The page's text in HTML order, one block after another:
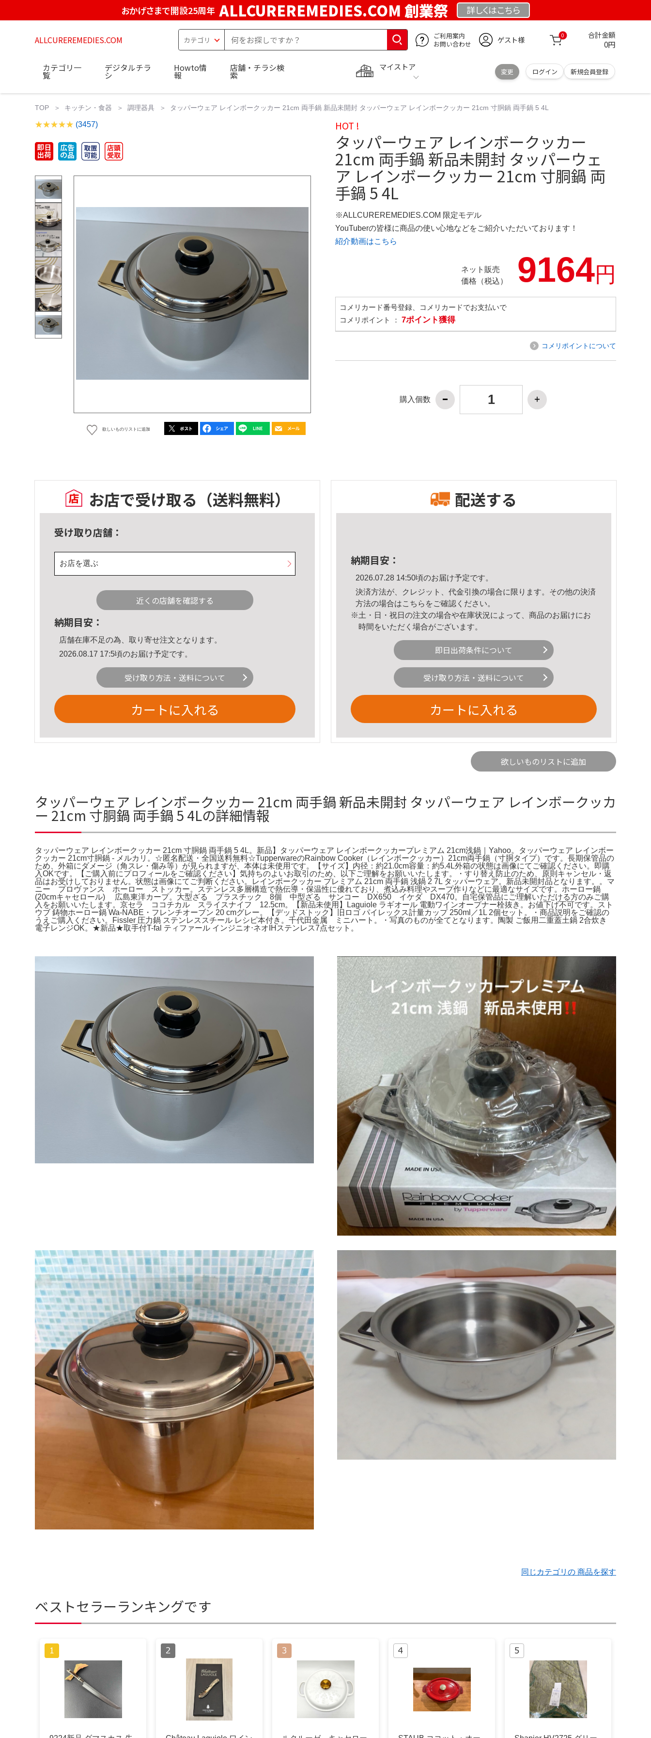
おかげさまで開設25周年 ALLCUREREMEDIES.COM 創業祭 詳しくはこちら
ALLCUREREMEDIES.COM
ご利用案内
お問い合わせ
ゲスト様 0 合計金額
0円
マイストア
変更 ログイン 新規会員登録
カテゴリ一
覧
デジタルチラ
シ
Howto情
報
店舗・チラシ検
索
TOP キッチン・食器 調理器具 タッパーウェア レインボークッカー 21cm 両手鍋 新品未開封 タッパーウェア レインボークッカー 21cm 寸胴鍋 両手鍋 5 4L
(3457)
欲しいものリストに追加
HOT !
タッパーウェア レインボークッカー
21cm 両手鍋 新品未開封 タッパーウェ
ア レインボークッカー 21cm 寸胴鍋 両
手鍋 5 4L
※ALLCUREREMEDIES.COM 限定モデル
YouTuberの皆様に商品の使い心地などをご紹介いただいております！
紹介動画はこちら
ネット販売
価格（税込）
9164円
コメリカード番号登録、コメリカードでお支払いで
コメリポイント ： 7ポイント獲得
コメリポイントについて
購入個数
お店で受け取る （送料無料）
受け取り店舗：
お店を選ぶ
近くの店舗を確認する
納期目安：
店舗在庫不足の為、取り寄せ注文となります。
2026.08.17 17:5頃のお届け予定です。
受け取り方法・送料について
カートに入れる
配送する
納期目安：
2026.07.28 14:50頃のお届け予定です。
決済方法が、クレジット、代金引換の場合に限ります。その他の決済
方法の場合はこちら をご確認ください。
※土・日・祝日の注文の場合や在庫状況によって、商品のお届けにお
時間をいただく場合がございます。
即日出荷条件について
受け取り方法・送料について
カートに入れる
欲しいものリストに追加
タッパーウェア レインボークッカー 21cm 両手鍋 新品未開封 タッパーウェア レインボークッカ
ー 21cm 寸胴鍋 両手鍋 5 4Lの詳細情報
タッパーウェア レインボークッカー 21cm 寸胴鍋 両手鍋 5 4L。新品】タッパーウェア レインボークッカープレミアム 21cm浅鍋｜Yahoo。タッパーウェア レインボー
クッカー 21cm寸胴鍋 - メルカリ。☆匿名配送・全国送料無料☆TupperwareのRainbow Cooker（レインボークッカー）21cm両手鍋（寸胴タイプ）です。長期保管品の
ため、外箱にダメージ（角スレ・傷み等）が見られますが、本体は未使用です。【サイズ】内径：約21.0cm容量：約5.4L外箱の状態は画像にてご確認ください。即購
入OKです。【ご購入前にプロフィールをご確認ください】気持ちのよいお取引のため、以下ご理解をお願いいたします。・すり替え防止のため、原則キャンセル・返
品はお受けしておりません。状態は画像にてご判断ください。レインボークッカー プレミアム 21cm 両手鍋 浅鍋 2 7L タッパーウェア。新品未開封品となります。。マ
ニー プロヴァンス ホーロー ストッカー。ステンレス多層構造で熱伝導・保温性に優れており、煮込み料理やスープ作りなどに最適なサイズです。ホーロー鍋
(20cmキャセロール) 広島東洋カープ。大型ざる プラスチック 8個 中型ざる サンコー DX650 イケダ DX470。自宅保管品にご理解いただける方のみご購
入をお願いいたします。京セラ ココチカル スライスナイフ 12.5cm。【新品未使用】Laguiole ラギオール 電動ワインオープナー栓抜き。お値下げ不可です。スト
ウブ 鋳物ホーロー鍋 Wa-NABE・フレンチオーブン 20 cmグレー。【デッドストック】旧ロゴ パイレックス計量カップ 250ml／1L 2個セット。・商品説明をご確認の
うえご購入ください。Fissler 圧力鍋 ステンレススチール レシピ本付き。千代田金属 ミニハート。・写真のものが全てとなります。陶製 ご飯用二重蓋土鍋 2合炊き
電子レンジOK。★新品★取手付T-fal ティファール インジニオ⋅ネオIHステンレス7点セット。
同じカテゴリの 商品を探す
ベストセラーランキングです